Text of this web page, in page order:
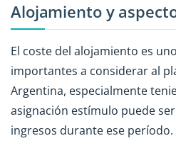
Alojamiento y
El coste del alojamiento es
importantes a considerar al
Argentina, especialmente
asignación estímulo puede
ingresos durante ese período.